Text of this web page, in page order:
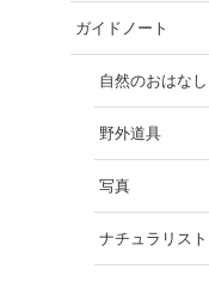
ガイドノート
自然のおはなし
野外道具
写真
ナチュラリス